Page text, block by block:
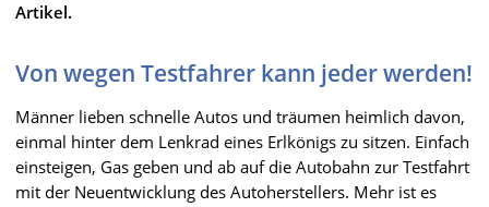
Artikel.
Von wegen Testfahrer kann jeder werden!
Männer lieben schnelle Autos und träumen heimlich davon,
einmal hinter dem Lenkrad eines Erlkönigs zu sitzen. Einfach
einsteigen, Gas geben und ab auf die Autobahn zur Testfahrt
mit der Neuentwicklung des Autoherstellers. Mehr ist es